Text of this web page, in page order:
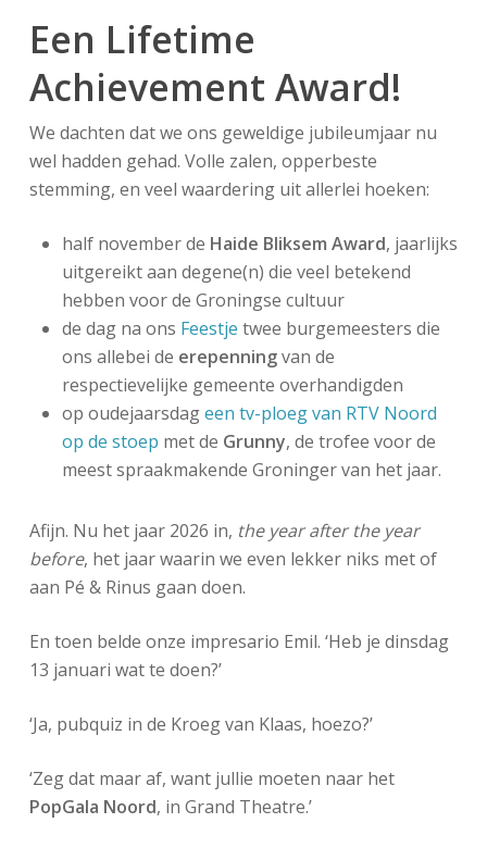
Een Lifetime
Achievement Award!
We dachten dat we ons geweldige jubileumjaar nu
wel hadden gehad. Volle zalen, opperbeste
stemming, en veel waardering uit allerlei hoeken:
half november de Haide Bliksem Award, jaarlijks
uitgereikt aan degene(n) die veel betekend
hebben voor de Groningse cultuur
de dag na ons Feestje twee burgemeesters die
ons allebei de erepenningvan de
respectievelijke gemeente overhandigden
op oudejaarsdageen tv-ploeg van RTV Noord
op de stoep met de Grunny, de trofee voor de
meest spraakmakende Groninger van het jaar.
Afijn. Nu het jaar 2026 in, the year after the year
before, het jaar waarin we even lekker niks met of
aan Pé & Rinus gaan doen.
En toen belde onze impresario Emil. ‘Heb je dinsdag
13 januari wat te doen?’
‘Ja, pubquiz in de Kroeg van Klaas, hoezo?’
‘Zeg dat maar af, want jullie moeten naar het
PopGala Noord, in Grand Theatre.’